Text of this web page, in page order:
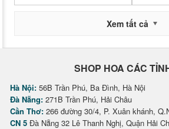
Xem tất cả
SHOP HOA CÁC
Hà Nội: 56B Trần Phú, Ba Đình, Hà Nội
Đà Nẵng: 271B Trần Phú, Hải Châu
Cần Thơ: 266 đường 30/4, P. Xuân khánh,
CN 5 Đà Nẵng 32 Lê Thanh Nghị, Quận Hải